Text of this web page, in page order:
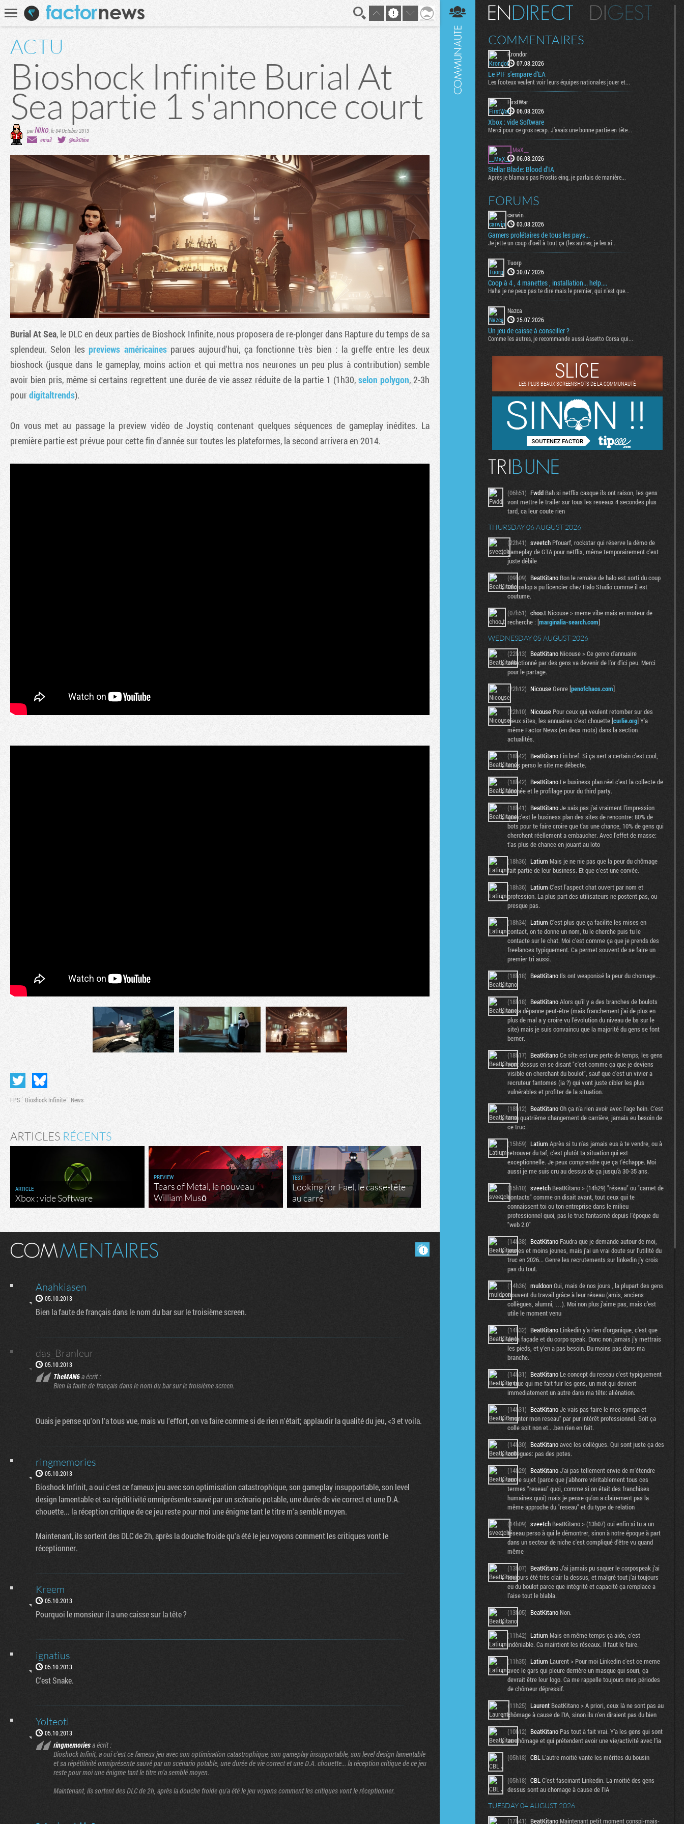
Recherche
ACTU
Bioshock Infinite Burial At
Sea partie 1 s'annonce court
parNiko,le 04 October 2013
email
@nik0tine
Burial At Sea, le DLC en deux parties de Bioshock Infinite, nous proposera de re-plonger dans Rapture du temps de sa
splendeur. Selon lespreviews américainesparues aujourd'hui, ça fonctionne très bien : la greffe entre les deux
bioshock (jusque dans le gameplay, moins action et qui mettra nos neurones un peu plus à contribution) semble
avoir bien pris, même si certains regrettent une durée de vie assez réduite de la partie 1 (1h30, selon polygon, 2-3h
pourdigitaltrends).
On vous met au passage la preview vidéo de Joystiq contenant quelques séquences de gameplay inédites. La
première partie est prévue pour cette fin d'année sur toutes les plateformes, la second arrivera en 2014.
FPS Bioshock Infinite News
ARTICLES RÉCENTS
ARTICLE
Xbox : vide Software
PREVIEW
Tears of Metal, le nouveau
William Musō
TEST
Looking for Fael, le casse-tête
au carré
Anahkiasen
05.10.2013
Bien la faute de français dans le nom du bar sur le troisième screen.
das_Branleur
05.10.2013
TheMAN6a écrit :
Bien la faute de français dans le nom du bar sur le troisième screen.
Ouais je pense qu'on l'a tous vue, mais vu l'effort, on va faire comme si de rien n'était; applaudir la qualité du jeu, <3 et voila.
ringmemories
05.10.2013
Bioshock Infinit, a oui c'est ce fameux jeu avec son optimisation catastrophique, son gameplay insupportable, son level
design lamentable et sa répétitivité omniprésente sauvé par un scénario potable, une durée de vie correct et une D.A.
chouette... la réception critique de ce jeu reste pour moi une énigme tant le titre m'a semblé moyen.
Maintenant, ils sortent des DLC de 2h, après la douche froide qu'a été le jeu voyons comment les critiques vont le
réceptionner.
Kreem
05.10.2013
Pourquoi le monsieur il a une caisse sur la tête ?
ignatius
05.10.2013
C'est Snake.
Yolteotl
05.10.2013
ringmemoriesa écrit :
Bioshock Infinit, a oui c'est ce fameux jeu avec son optimisation catastrophique, son gameplay insupportable, son level design lamentable
et sa répétitivité omniprésente sauvé par un scénario potable, une durée de vie correct et une D.A. chouette... la réception critique de ce jeu
reste pour moi une énigme tant le titre m'a semblé moyen.
Maintenant, ils sortent des DLC de 2h, après la douche froide qu'a été le jeu voyons comment les critiques vont le réceptionner.
En direct Digest
COMMENTAIRES
Krondor
07.08.2026
Le PIF s'empare d'EA
Les footeux veulent voir leurs équipes nationales jouer et...
FirstWar
06.08.2026
Xbox : vide Software
Merci pour ce gros recap. J’avais une bonne partie en tête...
__MaX__
06.08.2026
Stellar Blade: Blood d'IA
Après je blamais pas Frostis eing, je parlais de manière...
FORUMS
carwin
03.08.2026
Gamers prolétaires de tous les pays...
Je jette un coup d'oeil à tout ça (les autres, je les ai...
Tuorp
30.07.2026
Coop à 4 , 4 manettes , installation... help....
Haha je ne peux pas te dire mais le premier, qui n'est que...
Nazca
25.07.2026
Un jeu de caisse à conseiller ?
Comme les autres, je recommande aussi Assetto Corsa qui...
SLICE
LES PLUS BEAUX SCREENSHOTS DE LA COMMUNAUTÉ
Tribune
(06h51) Fwdd Bah si netflix casque ils ont raison, les gens
vont mettre le trailer sur tous les reseaux 4 secondes plus
tard, ca leur coute rien
THURSDAY 06 AUGUST 2026
(22h41) sveetch Pfouarf, rockstar qui réserve la démo de
gameplay de GTA pour netflix, même temporairement c'est
juste débile
(09h09) BeatKitano Bon le remake de halo est sorti du coup
Microslop a pu licencier chez Halo Studio comme il est
coutume.
(07h51) choo.t Nicouse > meme vibe mais en moteur de
recherche : [marginalia-search.com]
WEDNESDAY 05 AUGUST 2026
(22h13) BeatKitano Nicouse > Ce genre d'annuaire
sélectionné par des gens va devenir de l'or d'ici peu. Merci
pour le partage.
(22h12) NicouseGenre [penofchaos.com]
(22h10) Nicouse Pour ceux qui veulent retomber sur des
vieux sites, les annuaires c'est chouette [curlie.org] Y'a
même Factor News (en deux mots) dans la section
actualités.
(18h42) BeatKitano Fin bref. Si ça sert a certain c'est cool,
mais perso le site me débecte.
(18h42) BeatKitano Le business plan réel c'est la collecte de
donnée et le profilage pour du third party.
(18h41) BeatKitanoJe sais pas j'ai vraiment l'impression
que c'est le business plan des sites de rencontre: 80% de
bots pour te faire croire que t'as une chance, 10% de gens qui
cherchent réellement a embaucher. Avec l'effet de masse:
t'as plus de chance en jouant au loto
(18h36) Latium Mais je ne nie pas que la peur du chômage
fait partie de leur business. Et que c'est une corvée.
(18h36) Latium C'est l'aspect chat ouvert par nom et
profession. La plus part des utilisateurs ne postent pas, ou
presque pas.
(18h34) Latium C'est plus que ça facilite les mises en
contact, on te donne un nom, tu le cherche puis tu le
contacte sur le chat. Moi c'est comme ça que je prends des
freelances typiquement. Ca permet souvent de se faire un
premier tri aussi.
(18h18) BeatKitano Ils ont weaponisé la peur du chomage...
:/
(18h18) BeatKitanoAlors qu'il y a des branches de boulots
ou ça dépanne peut-être (mais franchement j'ai de plus en
plus de mal a y croire vu l'évolution du niveau de bs sur le
site) mais je suis convaincu que la majorité du gens se font
berner.
(18h17) BeatKitanoCe site est une perte de temps, les gens
vont dessus en se disant "c'est comme ça que je deviens
visible en cherchant du boulot", sauf que c'est un vivier a
recruteur fantomes (ia ?) qui vont juste cibler les plus
vulnérables et profiter de la situation.
(18h12) BeatKitanoOh ça n'a rien avoir avec l'age hein. C'est
mon quatrième changement de carrière, jamais eu besoin de
ce truc.
(15h59) Latium Après si tu n'as jamais eus à te vendre, ou à
retrouver du taf, c'est plutôt ta situation qui est
exceptionnelle. Je peux comprendre que ça t'échappe. Moi
aussi je me suis cru au dessus de ça jusqu'à 30-35 ans.
(15h10) sveetch BeatKitano > (14h29) "réseau" ou "carnet de
contacts" comme on disait avant, tout ceux qui te
connaissent toi ou ton entreprise dans le milieu
professionnel quoi, pas le truc fantasmé depuis l'époque du
"web 2.0"
(14h38) BeatKitano Faudra que je demande autour de moi,
jeunes et moins jeunes, mais j'ai un vrai doute sur l'utilité du
truc en 2026... Genre les recrutements sur linkedin j'y crois
pas du tout.
(14h36) muldoonOui, mais de nos jours , la plupart des gens
trouvent du travail grâce à leur réseau (amis, anciens
collègues, alumni, …). Moi non plus j’aime pas, mais c’est
utile le moment venu
(14h32) BeatKitano Linkedin y'a rien d'organique, c'est que
de la façade et du corpo speak. Donc non jamais j'y mettrais
les pieds, et y'en a pas besoin. Du moins pas dans ma
branche.
(14h31) BeatKitano Le concept du reseau c'est typiquement
le truc qui me fait fuir les gens, un mot qui devient
immediatement un autre dans ma tête: aliénation.
(14h31) BeatKitanoJe vais pas faire le mec sympa et
"monter mon reseau" par pur intérêt professionnel. Soit ça
colle soit non et.. .ben rien en fait.
(14h30) BeatKitanoavec les collègues. Qui sont juste ça des
collègues: pas des potes.
(14h29) BeatKitanoJ'ai pas tellement envie de m'étendre
sur le sujet (parce que j'abhorre véritablement tous ces
termes "reseau" quoi, comme si on était des franchises
humaines quoi) mais je pense qu'on a clairement pas la
même approche du "reseau" et du type de relation
(14h09) sveetch BeatKitano > (13h07) oui enfin si tu a un
réseau perso à qui le démontrer, sinon à notre époque à part
dans un secteur de niche c'est compliqué d'être vu quand
même
(13h07) BeatKitanoJ’ai jamais pu saquer le corpospeak j’ai
toujours été très clair la dessus, et malgré tout j’ai toujours
eu du boulot parce que intégrité et capacité ça remplace a
l’aise tout le blabla.
(13h05) BeatKitano Non.
(11h42) Latium Mais en même temps ça aide, c'est
indéniable. Ca maintient les réseaux. Il faut le faire.
(11h35) Latium Laurent > Pour moi Linkedin c'est ce meme
avec le gars qui pleure derrière un masque qui souri, ça
devrait être leur logo. Ca me rappelle toujours mes périodes
de chômeur dépressif.
(11h25) Laurent BeatKitano > A priori, ceux là ne sont pas au
chômage à cause de l'IA, sinon ils n'en diraient pas du bien
(10h12) BeatKitano Pas tout à fait vrai. Y’a les gens qui sont
au chômage et qui prétendent avoir une vie/activité avec l’ia
(05h18) CBL L'autre moitié vante les mérites du bousin
(05h18) CBLC'est fascinant Linkedin. La moitié des gens
dessus sont au chomage à cause de l'IA
TUESDAY 04 AUGUST 2026
(17h41) BeatKitanoMaintenant petit moment conspi-mais-